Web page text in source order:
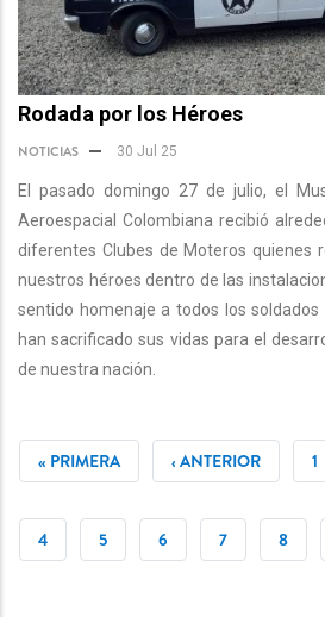
Rodada por los Héroes
NOTICIAS 30 Jul 25
El pasado domingo 27 de julio, el
Aeroespacial Colombiana recibió
diferentes Clubes de Moteros quienes
nuestros héroes dentro de las
sentido homenaje a todos los
han sacrificado sus vidas para el
de nuestra nación.
PAGINACIÓN
PRIMERA
« PRIMERA
PÁGINA
‹ ANTERIOR 1
PÁGINA
4 PÁGINA
5 PÁGINA
6 PÁGINA
7 PÁGINA
8